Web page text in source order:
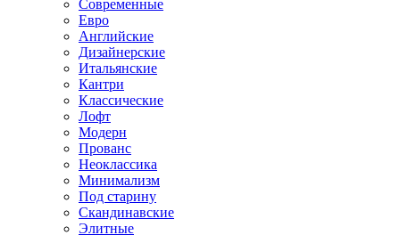
Современные
Евро
Английские
Дизайнерские
Итальянские
Кантри
Классические
Лофт
Модерн
Прованс
Неоклассика
Минимализм
Под старину
Скандинавские
Элитные